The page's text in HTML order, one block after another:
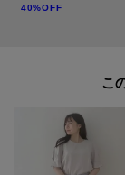
た、パソコン・スマ
モデル情報：身長
40%OFF
こ